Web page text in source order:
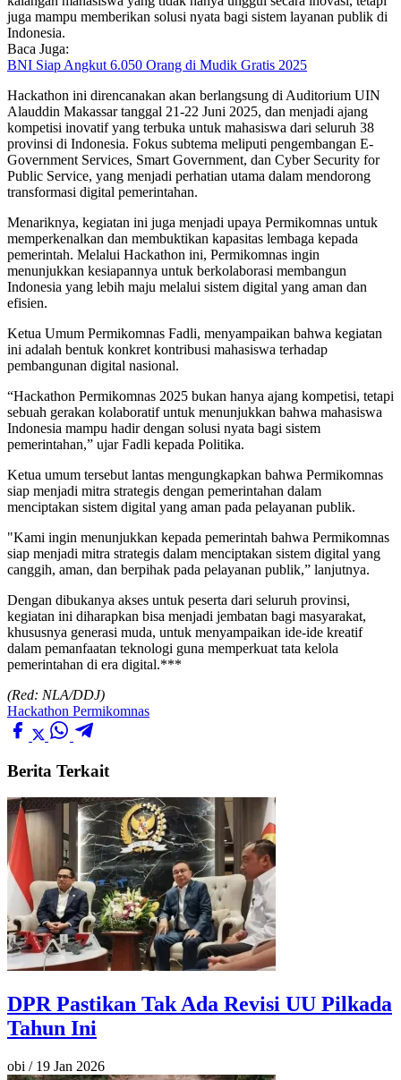
juga mampu memberikan solusi nyata bagi sistem layanan publik di
Indonesia.
Baca Juga:
BNI Siap Angkut 6.050 Orang di Mudik Gratis 2025
Hackathon ini direncanakan akan berlangsung di Auditorium UIN
Alauddin Makassar tanggal 21-22 Juni 2025, dan menjadi ajang
kompetisi inovatif yang terbuka untuk mahasiswa dari seluruh 38
provinsi di Indonesia. Fokus subtema meliputi pengembangan E-
Government Services, Smart Government, dan Cyber Security for
Public Service, yang menjadi perhatian utama dalam mendorong
transformasi digital pemerintahan.
Menariknya, kegiatan ini juga menjadi upaya Permikomnas untuk
memperkenalkan dan membuktikan kapasitas lembaga kepada
pemerintah. Melalui Hackathon ini, Permikomnas ingin
menunjukkan kesiapannya untuk berkolaborasi membangun
Indonesia yang lebih maju melalui sistem digital yang aman dan
efisien.
Ketua Umum Permikomnas Fadli, menyampaikan bahwa kegiatan
ini adalah bentuk konkret kontribusi mahasiswa terhadap
pembangunan digital nasional.
“Hackathon Permikomnas 2025 bukan hanya ajang kompetisi, tetapi
sebuah gerakan kolaboratif untuk menunjukkan bahwa mahasiswa
Indonesia mampu hadir dengan solusi nyata bagi sistem
pemerintahan,” ujar Fadli kepada Politika.
Ketua umum tersebut lantas mengungkapkan bahwa Permikomnas
siap menjadi mitra strategis dengan pemerintahan dalam
menciptakan sistem digital yang aman pada pelayanan publik.
"Kami ingin menunjukkan kepada pemerintah bahwa Permikomnas
siap menjadi mitra strategis dalam menciptakan sistem digital yang
canggih, aman, dan berpihak pada pelayanan publik,” lanjutnya.
Dengan dibukanya akses untuk peserta dari seluruh provinsi,
kegiatan ini diharapkan bisa menjadi jembatan bagi masyarakat,
khususnya generasi muda, untuk menyampaikan ide-ide kreatif
dalam pemanfaatan teknologi guna memperkuat tata kelola
pemerintahan di era digital.***
(Red: NLA/DDJ)
Hackathon Permikomnas
Berita Terkait
DPR Pastikan Tak Ada Revisi UU Pilkada
Tahun Ini
obi / 19 Jan 2026